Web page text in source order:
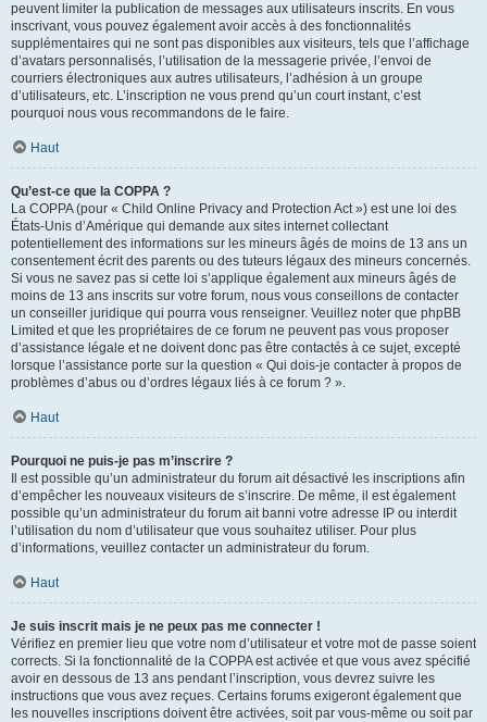
peuvent limiter la publication de messages aux utilisateurs inscrits. En vous
inscrivant, vous pouvez également avoir accès à des fonctionnalités
supplémentaires qui ne sont pas disponibles aux visiteurs, tels que l’affichage
d’avatars personnalisés, l’utilisation de la messagerie privée, l’envoi de
courriers électroniques aux autres utilisateurs, l’adhésion à un groupe
d’utilisateurs, etc. L’inscription ne vous prend qu’un court instant, c’est
pourquoi nous vous recommandons de le faire.
Haut
Qu’est-ce que la COPPA ?
La COPPA (pour « Child Online Privacy and Protection Act ») est une loi des
États-Unis d’Amérique qui demande aux sites internet collectant
potentiellement des informations sur les mineurs âgés de moins de 13 ans un
consentement écrit des parents ou des tuteurs légaux des mineurs concernés.
Si vous ne savez pas si cette loi s’applique également aux mineurs âgés de
moins de 13 ans inscrits sur votre forum, nous vous conseillons de contacter
un conseiller juridique qui pourra vous renseigner. Veuillez noter que phpBB
Limited et que les propriétaires de ce forum ne peuvent pas vous proposer
d’assistance légale et ne doivent donc pas être contactés à ce sujet, excepté
lorsque l’assistance porte sur la question « Qui dois-je contacter à propos de
problèmes d’abus ou d’ordres légaux liés à ce forum ? ».
Haut
Pourquoi ne puis-je pas m’inscrire ?
Il est possible qu’un administrateur du forum ait désactivé les inscriptions afin
d’empêcher les nouveaux visiteurs de s’inscrire. De même, il est également
possible qu’un administrateur du forum ait banni votre adresse IP ou interdit
l’utilisation du nom d’utilisateur que vous souhaitez utiliser. Pour plus
d’informations, veuillez contacter un administrateur du forum.
Haut
Je suis inscrit mais je ne peux pas me connecter !
Vérifiez en premier lieu que votre nom d’utilisateur et votre mot de passe soient
corrects. Si la fonctionnalité de la COPPA est activée et que vous avez spécifié
avoir en dessous de 13 ans pendant l’inscription, vous devrez suivre les
instructions que vous avez reçues. Certains forums exigeront également que
les nouvelles inscriptions doivent être activées, soit par vous-même ou soit par